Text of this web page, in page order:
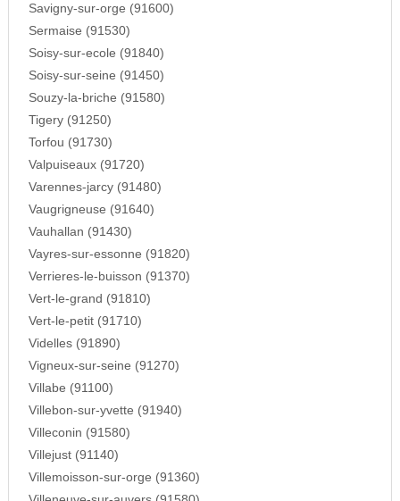
Savigny-sur-orge (91600)
Sermaise (91530)
Soisy-sur-ecole (91840)
Soisy-sur-seine (91450)
Souzy-la-briche (91580)
Tigery (91250)
Torfou (91730)
Valpuiseaux (91720)
Varennes-jarcy (91480)
Vaugrigneuse (91640)
Vauhallan (91430)
Vayres-sur-essonne (91820)
Verrieres-le-buisson (91370)
Vert-le-grand (91810)
Vert-le-petit (91710)
Videlles (91890)
Vigneux-sur-seine (91270)
Villabe (91100)
Villebon-sur-yvette (91940)
Villeconin (91580)
Villejust (91140)
Villemoisson-sur-orge (91360)